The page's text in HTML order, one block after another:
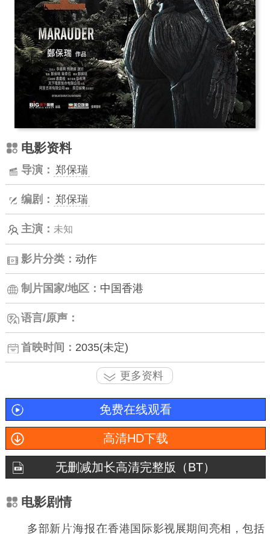
电影资料
导演： 郑保瑞
编剧： 郑保瑞
主演： 未知
影片分类： 动作
制片国家/地区： 中国香港
语言/原声：
首映时间： 2035(未定)
更多资料
免费在线观看
高清HD下载
无删减加长高清完整版（BT）
电影剧情
多部新 海报
香港国际影视展期间亮相，包括